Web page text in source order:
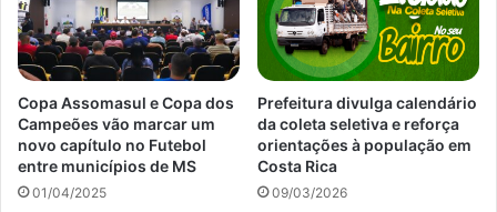
Copa Assomasul e Copa dos
Campeões vão marcar um
novo capítulo no Futebol
entre municípios de MS
01/04/2025
Prefeitura divulga calendário
da coleta seletiva e reforça
orientações à população em
Costa Rica
09/03/2026